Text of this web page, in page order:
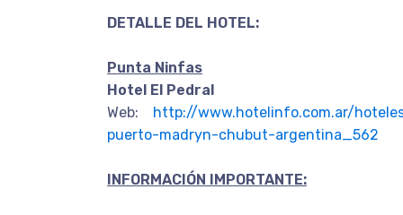
DETALLE DEL HOTEL:
Punta Ninfas
Hotel El Pedral
Web: http://www.hotelinfo.com.ar/
puerto-madryn-chubut-argentina_562
INFORMACIÓN IMPORTANTE: